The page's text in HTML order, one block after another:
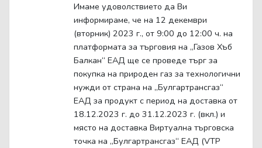
Имаме удоволствието да Ви
информираме, че на 12 декември
(вторник) 2023 г., от 9:00 до 12:00 ч. на
платформата за търговия на „Газов Хъб
Балкан“ ЕАД ще се проведе търг за
покупка на природен газ за технологични
нужди от страна на „Булгартрансгаз“
ЕАД за продукт с период на доставка от
18.12.2023 г. до 31.12.2023 г. (вкл.) и
място на доставка Виртуална търговска
точка на „Булгартрансгаз“ ЕАД (VTP